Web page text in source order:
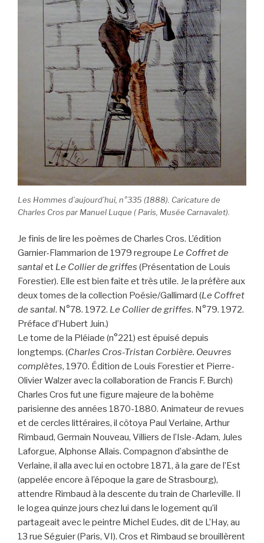
Les Hommes d’aujourd’hui, n°335 (1888). Caricature de
Charles Cros par Manuel Luque ( Paris, Musée Carnavalet).
Je finis de lire les poèmes de Charles Cros. L’édition
Garnier-Flammarion de 1979 regroupe Le Coffret de
santalet Le Collier de griffes (Présentation de Louis
Forestier). Elle est bien faite et très utile. Je la préfère aux
deux tomes de la collection Poésie/Gallimard (Le Coffret
de santal. N°78. 1972. Le Collier de griffes. N°79. 1972.
Préface d’Hubert Juin.)
Le tome de la Pléiade (n°221) est épuisé depuis
longtemps. (Charles Cros-Tristan Corbière. Oeuvres
complètes, 1970. Édition de Louis Forestier et Pierre-
Olivier Walzer avec la collaboration de Francis F. Burch)
Charles Cros fut une figure majeure de la bohème
parisienne des années 1870-1880. Animateur de revues
et de cercles littéraires, il côtoya Paul Verlaine, Arthur
Rimbaud, Germain Nouveau, Villiers de l’Isle-Adam, Jules
Laforgue, Alphonse Allais. Compagnon d’absinthe de
Verlaine, il alla avec lui en octobre 1871, à la gare de l’Est
(appelée encore à l’époque la gare de Strasbourg),
attendre Rimbaud à la descente du train de Charleville. Il
le logea quinze jours chez lui dans le logement qu’il
partageait avec le peintre Michel Eudes, dit de L’Hay, au
13 rue Séguier (Paris, VI). Cros et Rimbaud se brouillèrent